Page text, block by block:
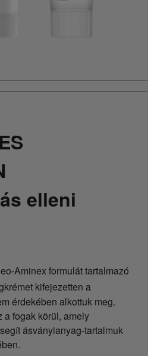
elleni
Aminex formulát tartalmazó
kifejezetten a
érdekében alkottuk meg.
a fogak körül, amely
ásványianyag-tartalmuk